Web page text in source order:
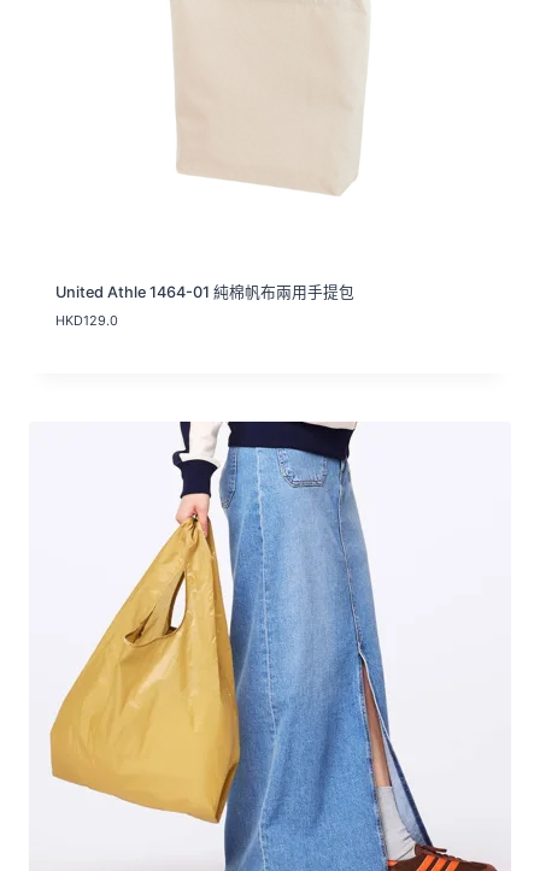
United Athle 1464-01 純棉帆布兩用手提包
HKD129.0